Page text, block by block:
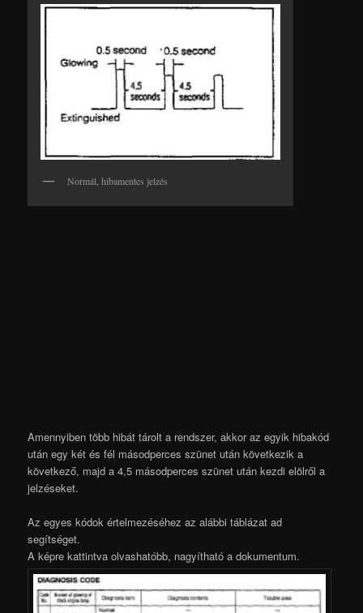
Normál, hibamentes jelzés
Amennyiben több hibát tárolt a rendszer, akkor az egyik hibakód
után egy két és fél másodperces szünet után következik a
következő, majd a 4,5 másodperces szünet után kezdi elölről a
jelzéseket.
Az egyes kódok értelmezéséhez az alábbi táblázat ad
segítséget.
A képre kattintva olvashatóbb, nagyítható a dokumentum.